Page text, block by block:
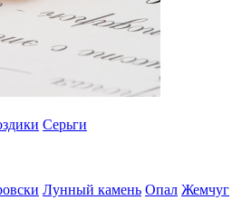
Серьги
Лунный камень Опал Жемчуг